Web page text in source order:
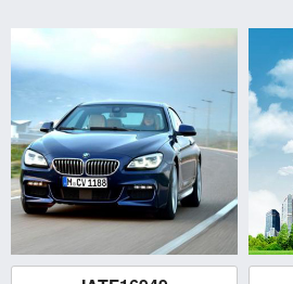
TISAX
ITSS
GJB9001-C 国军标
ISO14001管理体系认证
OHSAS18001管理体系认证
ISO TS22163管理体系认证
ISO17025管理体系认证
GBJ9001-C国军标管理体系
119WEB.CN 技术